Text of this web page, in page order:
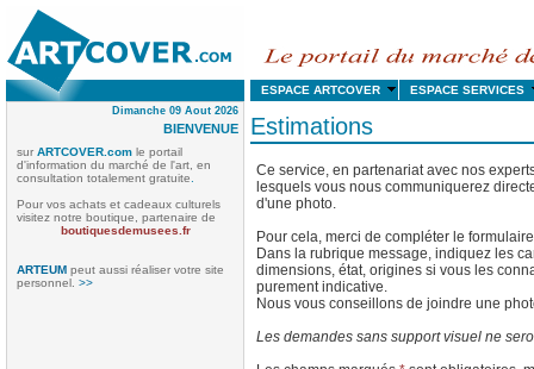
ESPACE ARTCOVER ESPACE
Dimanche 09 Aout 2026
BIENVENUE
sur ARTCOVER.com le portail
d'information du marché de l'art, en
consultation totalement gratuite
Pour vos achats et cadeaux culturels
visitez notre boutique, partenaire de
boutiquesdemusees.fr
ARTEUM peut aussi réaliser votre site
personnel. >>
Estimations
Ce service, en partenariat avec nos
lesquels vous nous communiquerez
d'une photo.
Pour cela, merci de compléter le
Dans la rubrique message, indiquez les
dimensions, état, origines si vous les
purement indicative.
Nous vous conseillons de joindre une
Les demandes sans support visuel ne